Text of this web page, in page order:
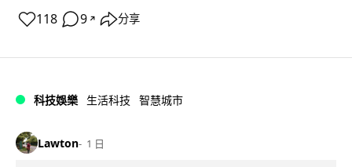
118 9 ↗ 分享
科技娛樂 生活科技 智慧城市
Lawton 1 日